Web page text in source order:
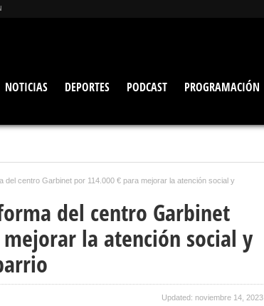
NOTICIAS DEPORTES PODCAST PROGRAMACIÓN
del centro Garbinet por 114.000 € para mejorar la atención social y
del centro Garbinet
la atención social y
Updated: noviembre 14, 2023